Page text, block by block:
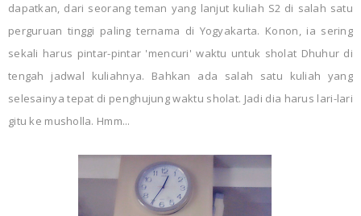
dapatkan, dari seorang teman yang lanjut kuliah S2 di salah satu
perguruan tinggi paling ternama di Yogyakarta. Konon, ia sering
sekali harus pintar-pintar 'mencuri' waktu untuk sholat Dhuhur di
tengah jadwal kuliahnya. Bahkan ada salah satu kuliah yang
selesainya tepat di penghujung waktu sholat. Jadi dia harus lari-lari
gitu ke musholla. Hmm...